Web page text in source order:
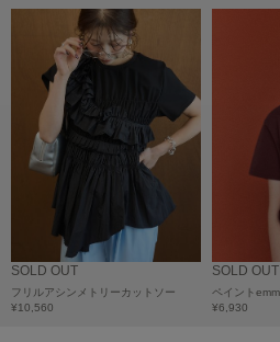
gelato pique Sleep
ジェラート ピケ スリープ
GRAMICCI
グラミチ
Henon.
へノン
HUNTER
ハンター
SOLD OUT
フリルアシンメトリーカットソー
¥10,560
SOLD OUT
¥6,930